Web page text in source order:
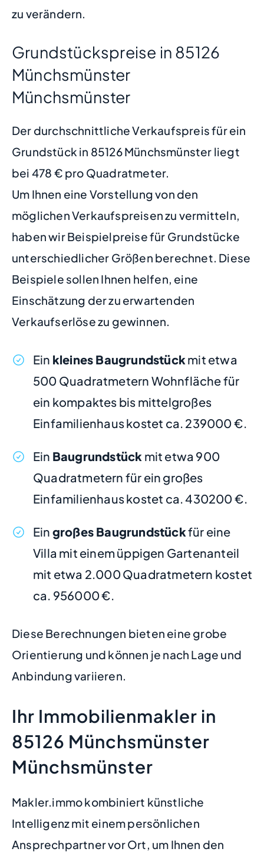
zu verändern.
Grundstückspreise in 85126
Münchsmünster
Münchsmünster
Der durchschnittliche Verkaufspreis für ein
Grundstück in 85126 Münchsmünster liegt
bei 478 € pro Quadratmeter.
Um Ihnen eine Vorstellung von den
möglichen Verkaufspreisen zu vermitteln,
haben wir Beispielpreise für Grundstücke
unterschiedlicher Größen berechnet. Diese
Beispiele sollen Ihnen helfen, eine
Einschätzung der zu erwartenden
Verkaufserlöse zu gewinnen.
Ein kleines Baugrundstückmit etwa
500 Quadratmetern Wohnfläche für
ein kompaktes bis mittelgroßes
Einfamilienhaus kostet ca. 239000 €.
Ein Baugrundstück mit etwa 900
Quadratmetern für ein großes
Einfamilienhaus kostet ca. 430200 €.
Ein großes Baugrundstückfür eine
Villa mit einem üppigen Gartenanteil
mit etwa 2.000 Quadratmetern kostet
ca. 956000 €.
Diese Berechnungen bieten eine grobe
Orientierung und können je nach Lage und
Anbindung variieren.
Ihr Immobilienmakler in
85126 Münchsmünster
Münchsmünster
Makler.immo kombiniert künstliche
Intelligenz mit einem persönlichen
Ansprechpartner vor Ort, um Ihnen den